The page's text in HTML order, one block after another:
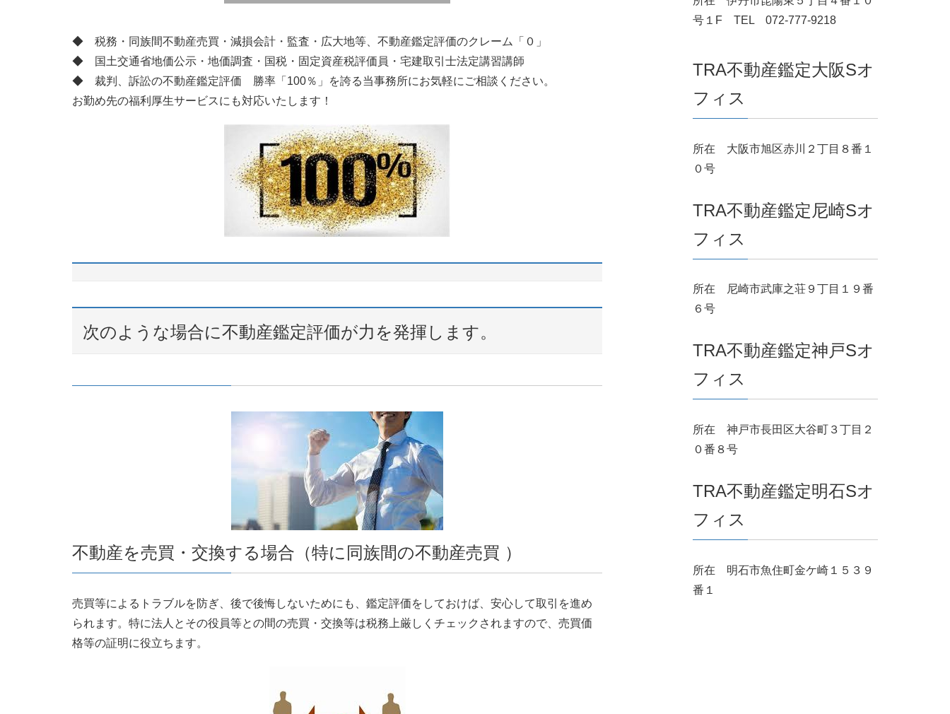
◆ 税務・同族間不動産売買・減損会計・監査・広大地等、不動産鑑定評価のクレーム「０」
◆ 国土交通省地価公示・地価調査・国税・固定資産税評価員・宅建取引士法定講習講師
◆ 裁判、訴訟の不動産鑑定評価 勝率「100％」を誇る当事務所にお気軽にご相談ください。
お勤め先の福利厚生サービスにも対応いたします！
次のような場合に不動産鑑定評価が力を発揮します。
不動産を売買・交換する場合（特に同族間の不動産売買 ）
売買等によるトラブルを防ぎ、後で後悔しないためにも、鑑定評価をしておけば、安心して取引を進め
られます。特に法人とその役員等との間の売買・交換等は税務上厳しくチェックされますので、売買価
格等の証明に役立ちます。
号１F TEL 072-777-9218
TRA不動産鑑定大阪Sオ
フィス
所在 大阪市旭区赤川２丁目８番１
０号
TRA不動産鑑定尼崎Sオ
フィス
所在 尼崎市武庫之荘９丁目１９番
６号
TRA不動産鑑定神戸Sオ
フィス
所在 神戸市長田区大谷町３丁目２
０番８号
TRA不動産鑑定明石Sオ
フィス
所在 明石市魚住町金ケ崎１５３９
番１